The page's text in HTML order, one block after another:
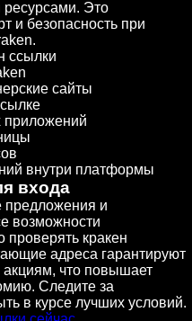
ресурсами. Это
и безопасность при
ссылки
сайты
приложений
внутри платформы
входа
предложения и
возможности
проверять кракен
адреса гарантируют
акциям, что повышает
Следите за
в курсе лучших условий.